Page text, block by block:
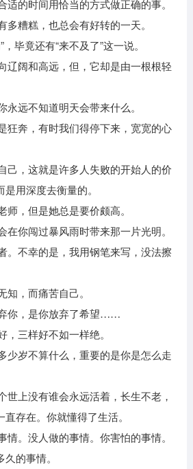
的时间用恰当的方式做正确的事。
糟糕，也总会有好转的一天。
毕竟还有“来不及了”这一说。
辽阔和高远，但，它却是由一根根轻
远不知道明天会带来什么。
狂奔，有时我们得停下来，宽宽的心
己，这就是许多人失败的开始人的价
用深度去衡量的。
，但是她总是要价颇高。
你闯过暴风雨时带来那一片光明。
。不幸的是，我用钢笔来写，没法擦
，而痛苦自己。
你，是你放弃了希望……
三样好不如一样绝。
少岁不算什么，重要的是你是怎么走
世上没有谁会永远活着，长生不老，
存在。你就懂得了生活。
。没人做的事情。你害怕的事情。
的事情。